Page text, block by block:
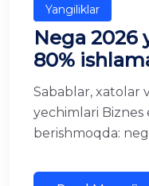
Yangiliklar
Nega 2026
80%
Sabablar, xatolar
yechimlari Biznes
berishmoqda: